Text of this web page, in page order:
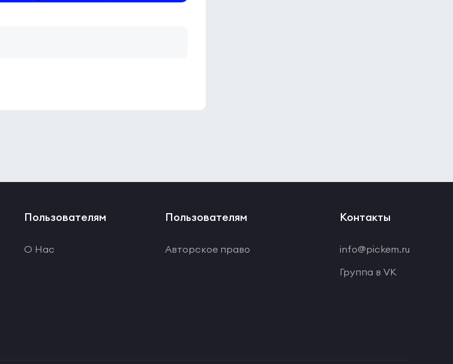
Пользователям
О Нас
Пользователям
Авторское право
Контакты
info@pickem.ru
Группа в VK